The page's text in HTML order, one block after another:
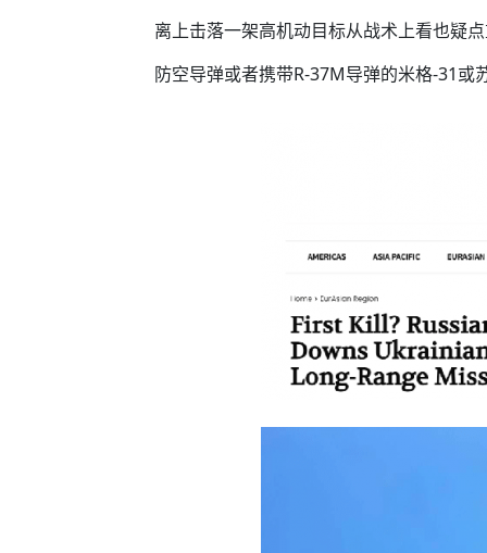
离上击落一架高机动目标从战术上看也疑
防空导弹或者携带R-37M导弹的米格-31或